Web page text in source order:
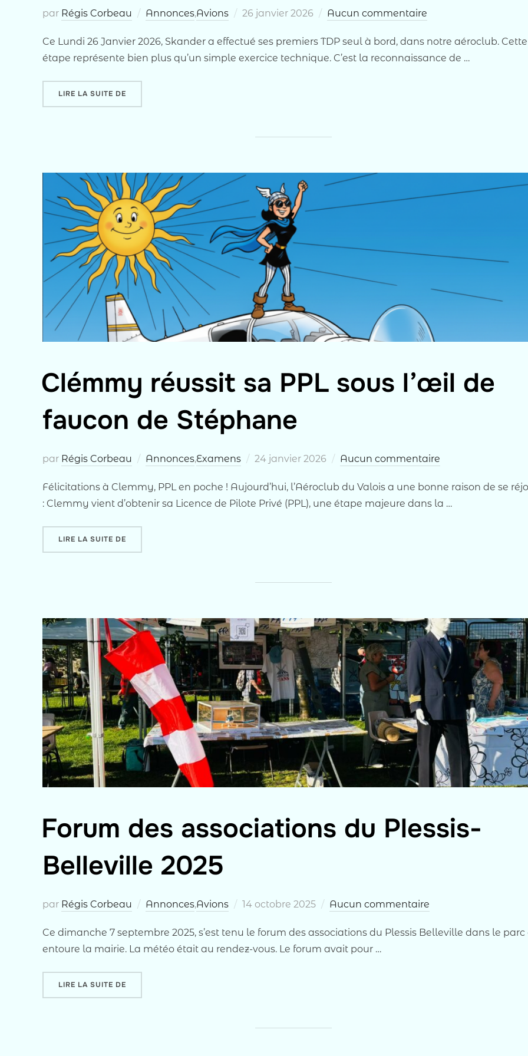
par Régis Corbeau Annonces,Avions
Publié
26 janvier 2026 Aucun commentaire
Ce Lundi 26 Janvier 2026, Skander a effectué ses premiers TDP seul à bord, dans notre aéroclub. Cette
étape représente bien plus qu’un simple exercice technique. C’est la reconnaissance de …
LIRE LA SUITE DE
Clémmy réussit sa PPL sous l’œil de
faucon de Stéphane
par Régis Corbeau Annonces,Examens
Publié
24 janvier 2026 Aucun commentaire
Félicitations à Clemmy, PPL en poche !​ Aujourd’hui, l’Aéroclub du Valois a une bonne raison de se
: Clemmy vient d’obtenir sa Licence de Pilote Privé (PPL), une étape majeure dans la …
LIRE LA SUITE DE
Forum des associations du Plessis-
Belleville 2025
par Régis Corbeau Annonces,Avions
Publié
14 octobre 2025 Aucun commentaire
Ce dimanche 7 septembre 2025, s’est tenu le forum des associations du Plessis Belleville dans le parc
entoure la mairie. La météo était au rendez-vous. Le forum avait pour …
LIRE LA SUITE DE